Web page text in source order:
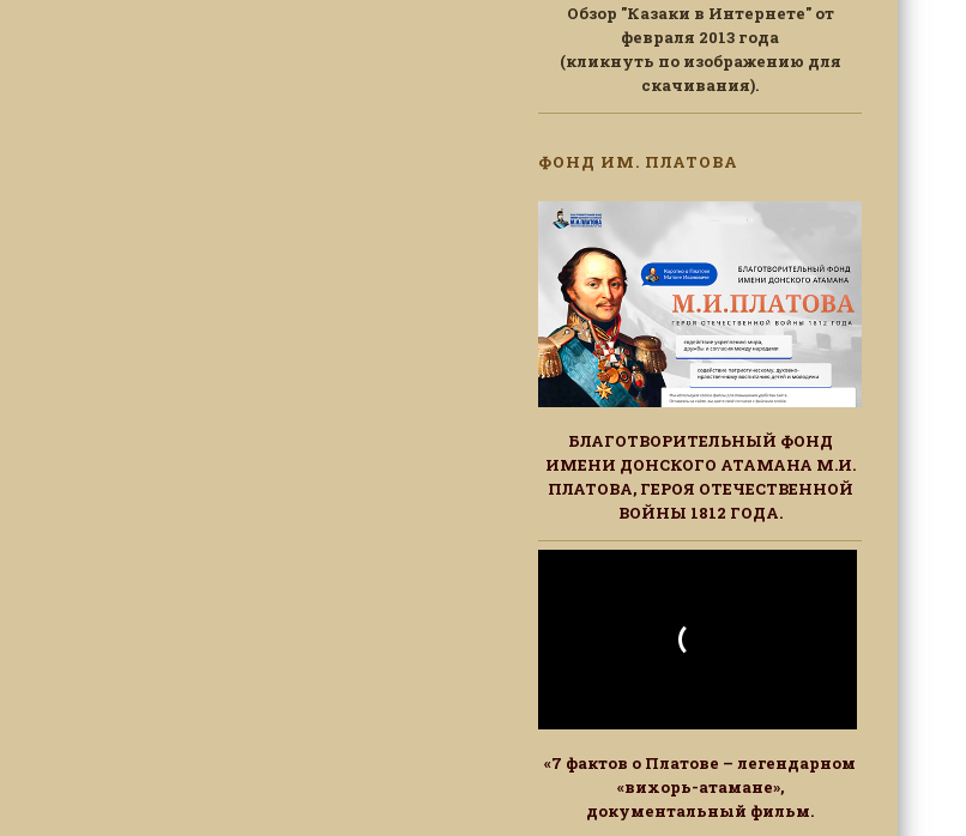
Обзор "Казаки в Интернете" от
февраля 2013 года
(кликнуть по изображению для
скачивания).
ФОНД ИМ. ПЛАТОВА
БЛАГОТВОРИТЕЛЬНЫЙ ФОНД
ИМЕНИ ДОНСКОГО АТАМАНА М.И.
ПЛАТОВА, ГЕРОЯ ОТЕЧЕСТВЕННОЙ
ВОЙНЫ 1812 ГОДА.
«7 фактов о Платове – легендарном
«вихорь-атамане»,
документальный фильм.